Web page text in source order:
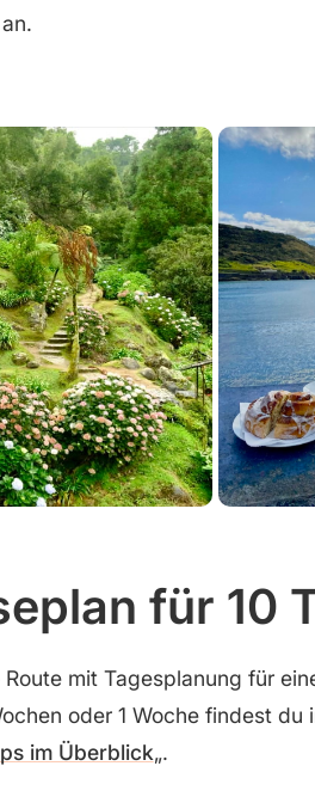
für 10
mit Tagesplanung für
oder 1 Woche findest du
im Überblick„.